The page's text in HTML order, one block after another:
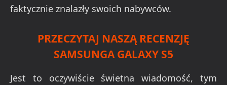
faktycznie znalazły swoich nabywców.
PRZECZYTAJ NASZĄ RECENZJĘ
SAMSUNGA GALAXY S5
Jest to oczywiście świetna wiadomość, tym